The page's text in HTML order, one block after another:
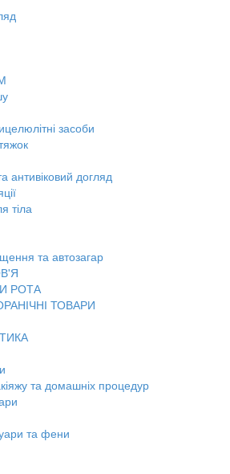
засоби
антивіковий догляд
тіла
та автозагар
РОТА
ТОВАРИ
та домашніх процедур
та фени